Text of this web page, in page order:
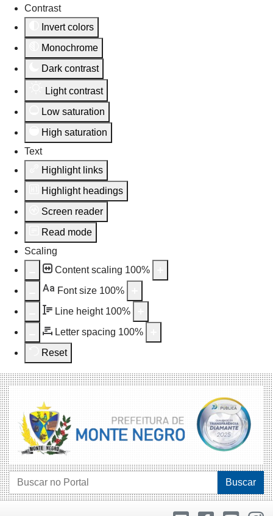
Contrast
Invert colors
Monochrome
Dark contrast
Light contrast
Low saturation
High saturation
Text
Highlight links
Highlight headings
Screen reader
Read mode
Scaling
Content scaling 100%
Aa Font size 100%
Line height 100%
Letter spacing 100%
Reset
Buscar